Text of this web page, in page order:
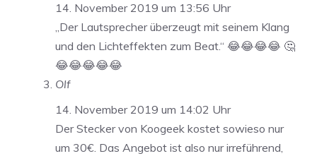
14. November 2019 um 13:56 Uhr
„Der Lautsprecher überzeugt mit seinem Klang
und den Lichteffekten zum Beat.“ 😂😂😂😂 🤔
😂😂😂😂😂
Olf
14. November 2019 um 14:02 Uhr
Der Stecker von Koogeek kostet sowieso nur
um 30€. Das Angebot ist also nur irreführend,